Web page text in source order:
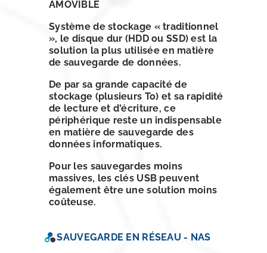
AMOVIBLE
Système de stockage « traditionnel
», le disque dur (HDD ou SSD) est la
solution la plus utilisée en matière
de sauvegarde de données.
De par sa grande capacité de
stockage (plusieurs To) et sa rapidité
de lecture et d'écriture, ce
périphérique reste un indispensable
en matière de sauvegarde des
données informatiques.
Pour les sauvegardes moins
massives, les clés USB peuvent
également être une solution moins
coûteuse.
SAUVEGARDE EN RÉSEAU - NAS